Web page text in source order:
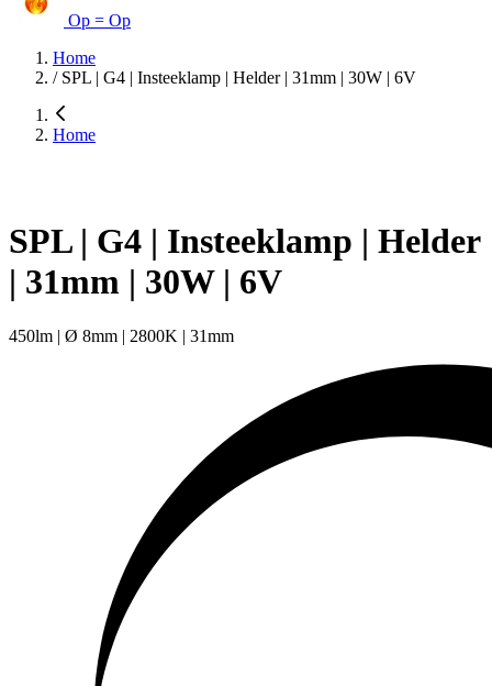
Op = Op
Home
/ SPL | G4 | Insteeklamp | Helder | 31mm | 30W | 6V
Home
SPL | G4 | Insteeklamp | Helder
| 31mm | 30W | 6V
450lm | Ø 8mm | 2800K | 31mm